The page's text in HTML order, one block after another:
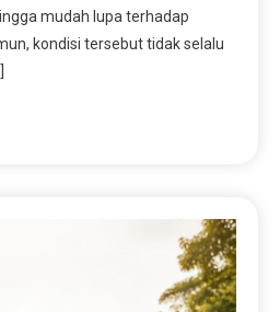
mudah lupa terhadap
kondisi tersebut tidak selalu